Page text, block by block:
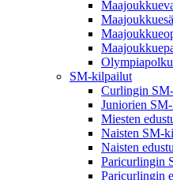
Olympiapolku
SM-kilpailut
Curlingin
Juniorien
Miesten
Naisten SM-
Naisten
Paricurlingin
Paricurlingin